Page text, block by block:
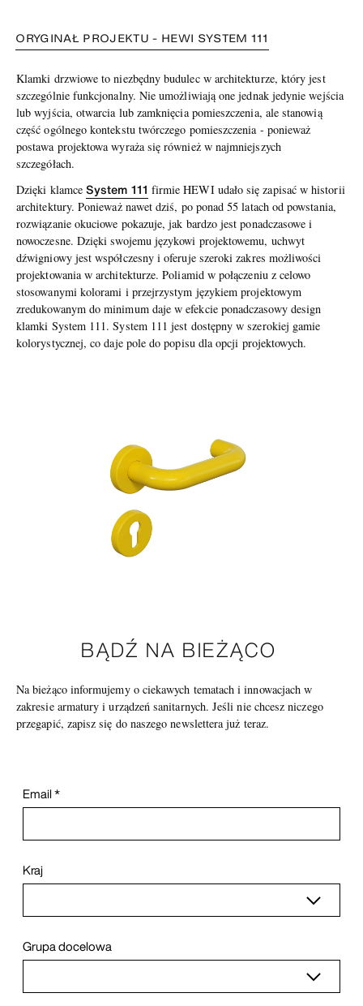
ORYGINAŁ PROJEKTU - HEWI SYSTEM 111
Klamki drzwiowe to niezbędny budulec w architekturze, który jest
szczególnie funkcjonalny. Nie umożliwiają one jednak jedynie wejścia
lub wyjścia, otwarcia lub zamknięcia pomieszczenia, ale stanowią
część ogólnego kontekstu twórczego pomieszczenia - ponieważ
postawa projektowa wyraża się również w najmniejszych
szczegółach.
Dzięki klamceSystem 111 firmie HEWI udało się zapisać w historii
architektury. Ponieważ nawet dziś, po ponad 55 latach od powstania,
rozwiązanie okuciowe pokazuje, jak bardzo jest ponadczasowe i
nowoczesne. Dzięki swojemu językowi projektowemu, uchwyt
dźwigniowy jest współczesny i oferuje szeroki zakres możliwości
projektowania w architekturze. Poliamid w połączeniu z celowo
stosowanymi kolorami i przejrzystym językiem projektowym
zredukowanym do minimum daje w efekcie ponadczasowy design
klamki System 111. System 111 jest dostępny w szerokiej gamie
kolorystycznej, co daje pole do popisu dla opcji projektowych.
BĄDŹ NA BIEŻĄCO
Na bieżąco informujemy o ciekawych tematach i innowacjach w
zakresie armatury i urządzeń sanitarnych. Jeśli nie chcesz niczego
przegapić, zapisz się do naszego newslettera już teraz.